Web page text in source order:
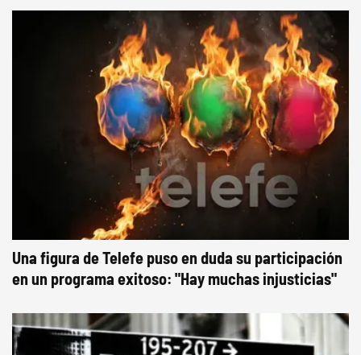
Una figura de Telefe puso en duda su participación
en un programa exitoso: "Hay muchas injusticias"